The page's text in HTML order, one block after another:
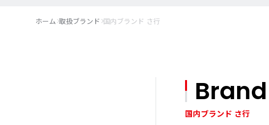
ホーム 取扱ブランド 国内ブランド さ行
国内ブランド さ行